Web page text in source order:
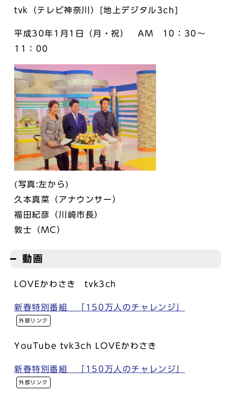
tvk（テレビ神奈川）[地上デジタル3ch]
平成30年1月1日（月・祝） AM 10：30～
11：00
(写真:左から)
久本真菜（アナウンサー）
福田紀彦（川崎市長）
敦士（MC）
動画
LOVEかわさき tvk3ch
新春特別番組 「150万人のチャレンジ」
外部リンク
YouTube tvk3ch LOVEかわさき
新春特別番組 「150万人のチャレンジ」
外部リンク